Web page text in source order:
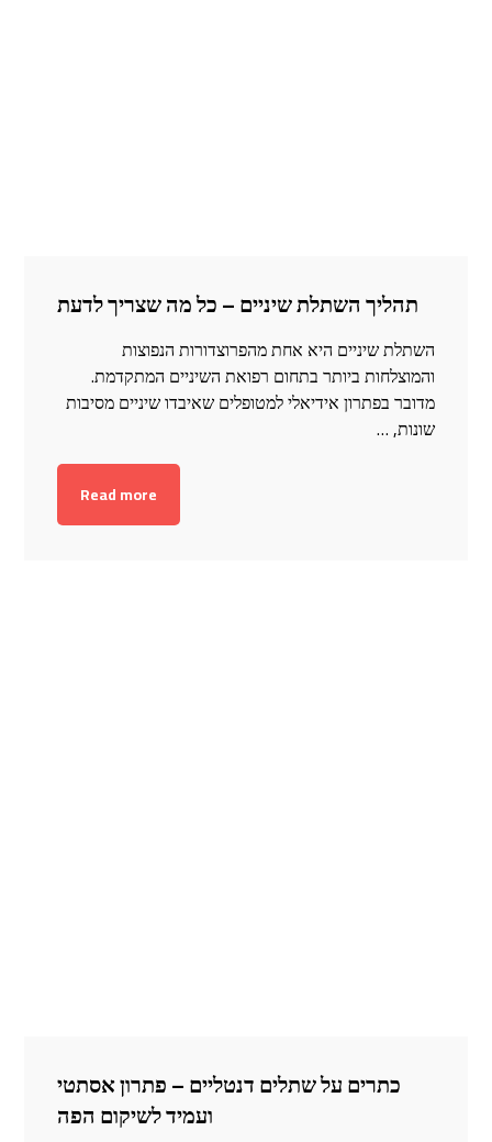
תהליך השתלת שיניים – כל מה שצריך לדעת
השתלת שיניים היא אחת מהפרוצדורות הנפוצות
והמוצלחות ביותר בתחום רפואת השיניים המתקדמת.
מדובר בפתרון אידיאלי למטופלים שאיבדו שיניים מסיבות
שונות, …
Read more
כתרים על שתלים דנטליים – פתרון אסתטי
ועמיד לשיקום הפה